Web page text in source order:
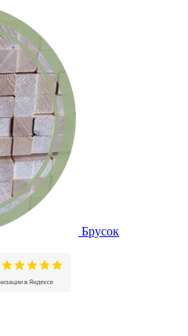
Брусок